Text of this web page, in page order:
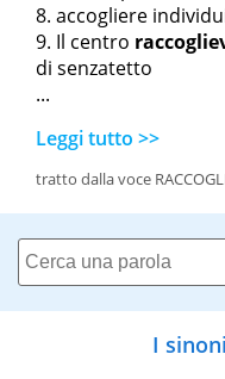
accogliere
Il centro
di senzatetto
...
Leggi tutto >>
tratto dalla voce
I